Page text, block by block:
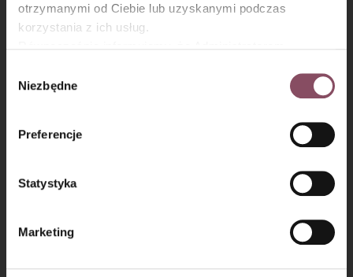
otrzymanymi od Ciebie lub uzyskanymi podczas
korzystania z ich usług.
Gdańsk (80-339) adres: Dickmana 14/15 więcej
informacji o przetwarzaniu danych osobowych oraz
Polityce
prywatności.
zgody
Niezbędne
Preferencje
Statystyka
Marketing
Z każdej uformuj kulkę i układaj w formie (25 x 35 cm)
wyłożonej papierem do pieczenia.